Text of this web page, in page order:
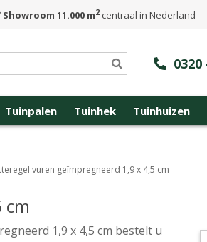
Showroom 11.000 m2centraal in Nederland
0320
Tuinpalen Tuinhek Tuinhuizen
vuren geïmpregneerd 1,9 x 4,5 cm
cm
1,9 x 4,5 cm bestelt u